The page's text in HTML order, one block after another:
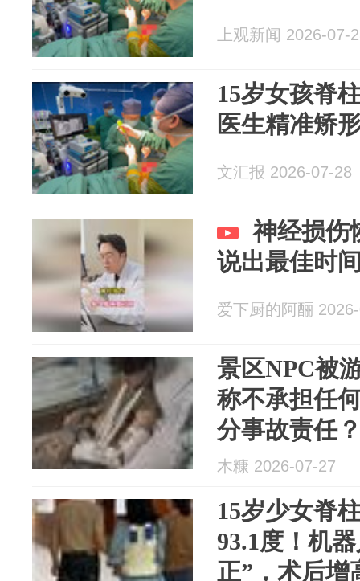
上观新闻 2026-07-
15岁女孩脊
医生精准矫
文汇报 2026-07-28
神经损伤
说出最佳时
爱下厨的阿酾
景区NPC被
称不承担任
分事故责任
木糠 2026-07-27
15岁少女脊
93.1度！机
正”，术后增